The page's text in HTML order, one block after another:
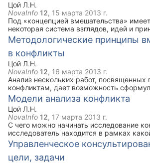
Цой Л.Н.
NovaInfo 12, 15 марта 2013 г.
Под «концепцией вмешательства»
некоторая система взглядов, идей и
объединенных для освещения какой-
поиска путей ее решения. Она
разработки подходов и принципов
социальному участию всех субъектов,
выработке решений, затрагивающих их
ценности, позиции.
Методологические принципы
в конфликты
Цой Л.Н.
NovaInfo 12, 16 марта 2013 г.
Анализ нескольких работ, посвященных
конфликтам, дает возможность
несколько методологических
продолжить исследования по
практической разработке «концепции
конфликт.
Модели анализа конфликта
Цой Л.Н.
NovaInfo 12, 17 марта 2013 г.
С чего можно начинать исследование
исследователь находится в рамках
научной дисциплины, в которой под
понимается «совокупность
получения и подтверждения нового
Управленческое
цели, задачи